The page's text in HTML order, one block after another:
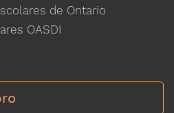
de Ontario
OASDI